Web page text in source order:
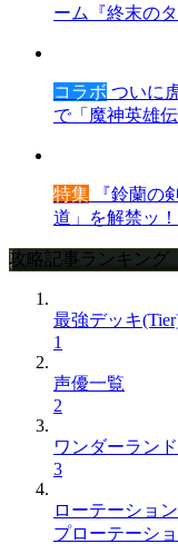
ーム『終末の
コラボ ついに
で「魔神英雄
特集 『鈴蘭の
道」を解禁ッ
攻略記事ランキング
最強デッキ
1
声優一覧
2
ワンダーラン
3
ローテーショ
プローテーシ